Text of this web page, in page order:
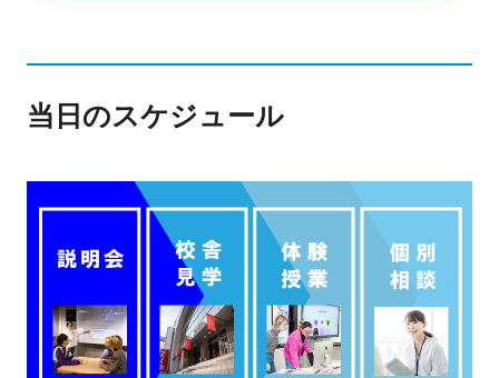
当日のスケジュール